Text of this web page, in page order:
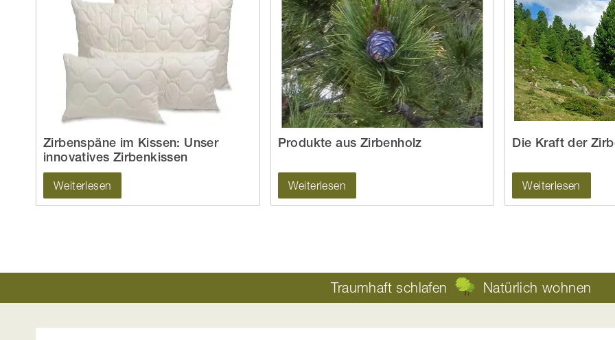
Zirbenspäne im Kissen: Unser
innovatives Zirbenkissen
Weiterlesen
Produkte aus Zirbenholz
Weiterlesen
Die Kraft der
Weiterlesen
Traumhaft schlafen Natürlich wohnen